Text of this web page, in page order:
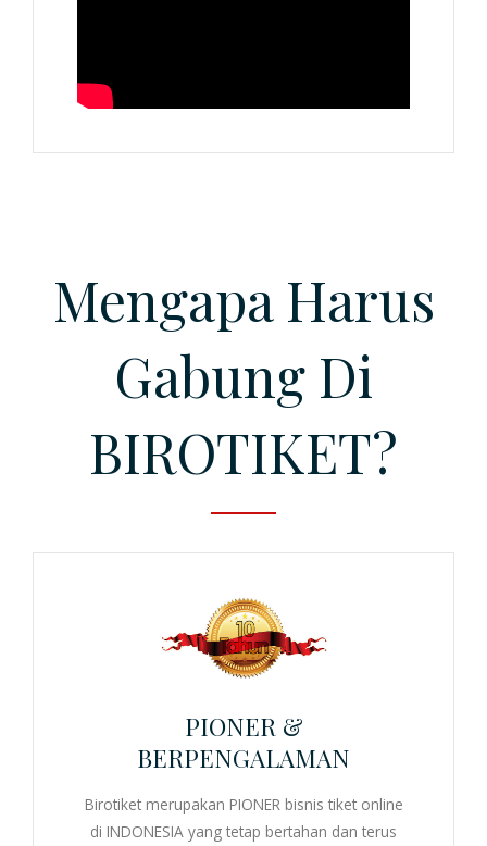
Mengapa Harus
Gabung Di
BIROTIKET?
PIONER &
BERPENGALAMAN
Birotiket merupakan PIONER bisnis tiket online
di INDONESIA yang tetap bertahan dan terus